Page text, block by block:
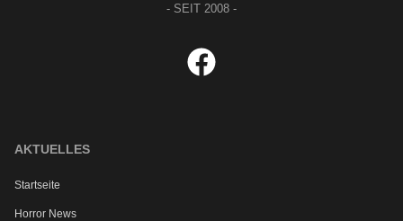
- SEIT 2008 -
AKTUELLES
Startseite
Horror News